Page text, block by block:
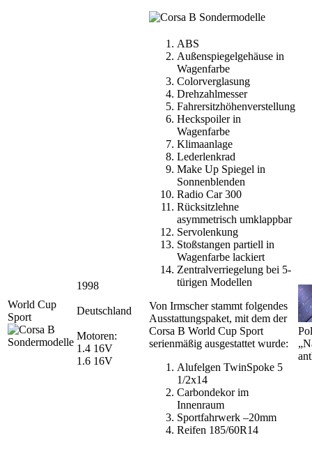
World Cup
Sport
1998
Deutschland
Motoren:
1.4 16V
1.6 16V
ABS
Außenspiegelgehäuse in
Wagenfarbe
Colorverglasung
Drehzahlmesser
Fahrersitzhöhenverstellung
Heckspoiler in
Wagenfarbe
Klimaanlage
Lederlenkrad
Make Up Spiegel in
Sonnenblenden
Radio Car 300
Rücksitzlehne
asymmetrisch umklappbar
Servolenkung
Stoßstangen partiell in
Wagenfarbe lackiert
Zentralverriegelung bei 5-
türigen Modellen
Von Irmscher stammt folgendes
Ausstattungspaket, mit dem der
Corsa B World Cup Sport
serienmäßig ausgestattet wurde:
Alufelgen TwinSpoke 5
1/2x14
Carbondekor im
Innenraum
Sportfahrwerk –20mm
Reifen 185/60R14